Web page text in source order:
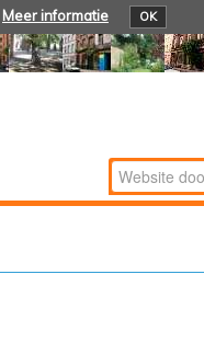
Meer informatie OK
Zoek
Geavanceerd